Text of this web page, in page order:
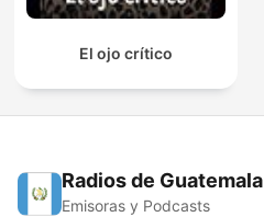
El ojo crítico
Radios de Guatemala
Emisoras y Podcasts